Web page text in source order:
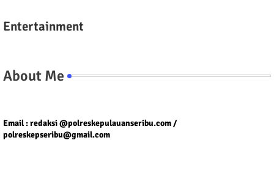
Entertainment
About Me
Email : redaksi @polreskepulauanseribu.com /
polreskepseribu@gmail.com